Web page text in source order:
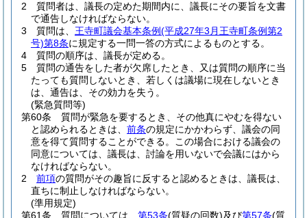
2
質問者は、議長の定めた期間内に、議長にその要旨を文書
で通告しなければならない。
3
質問は、 王寺町議会基本条例(平成27年3月王寺町条例第2
号)第8条に規定する一問一答の方式によるものとする。
4
質問の順序は、議長が定める。
5
質問の通告をした者が欠席したとき、又は質問の順序に当
たっても質問しないとき、若しくは議場に現在しないとき
は、通告は、その効力を失う。
(緊急質問等)
第60条
質問が緊急を要するとき、その他真にやむを得ない
と認められるときは、 前条の規定にかかわらず、議会の同
意を得て質問することができる。
この場合における議会の
同意については、議長は、討論を用いないで会議にはから
なければならない。
2
前項の質問がその趣旨に反すると認めるときは、議長は、
直ちに制止しなければならない。
(準用規定)
第61条
質問については、 第53条(質疑の回数)及び第57条(質